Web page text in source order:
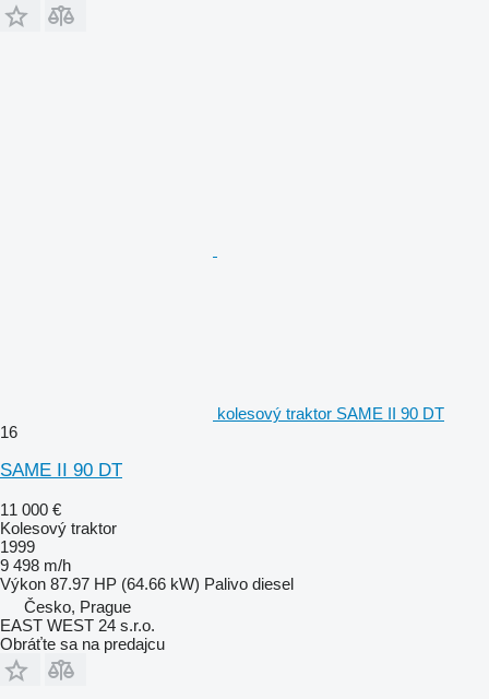
kolesový traktor SAME II 90 DT
16
SAME II 90 DT
11 000 €
Kolesový traktor
1999
9 498 m/h
Výkon 87.97 HP (64.66 kW) Palivo diesel
Česko, Prague
EAST WEST 24 s.r.o.
Obráťte sa na predajcu